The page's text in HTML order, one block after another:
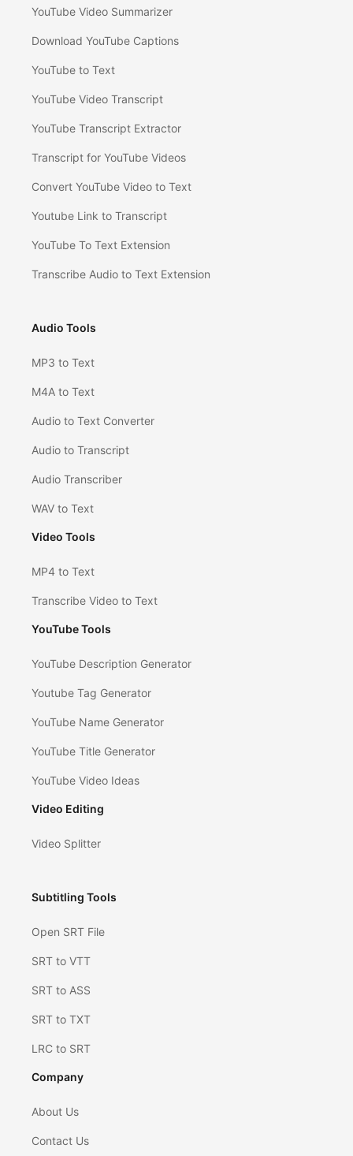
YouTube Video Summarizer
Download YouTube Captions
YouTube to Text
YouTube Video Transcript
YouTube Transcript Extractor
Transcript for YouTube Videos
Convert YouTube Video to Text
Youtube Link to Transcript
YouTube To Text Extension
Transcribe Audio to Text Extension
Audio Tools
MP3 to Text
M4A to Text
Audio to Text Converter
Audio to Transcript
Audio Transcriber
WAV to Text
Video Tools
MP4 to Text
Transcribe Video to Text
YouTube Tools
YouTube Description Generator
Youtube Tag Generator
YouTube Name Generator
YouTube Title Generator
YouTube Video Ideas
Video Editing
Video Splitter
Subtitling Tools
Open SRT File
SRT to VTT
SRT to ASS​
SRT to TXT
LRC to SRT
Company
About Us
Contact Us